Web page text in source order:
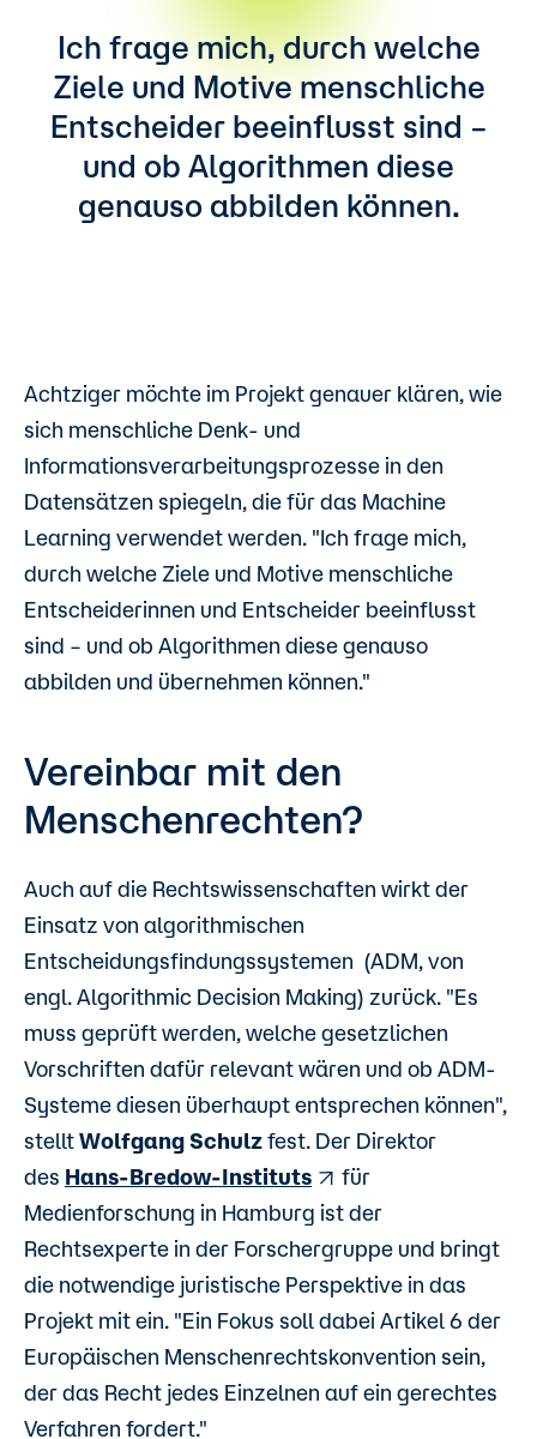
Ich frage mich, durch welche
Ziele und Motive menschliche
Entscheider beeinflusst sind –
und ob Algorithmen diese
genauso abbilden können.
Achtziger möchte im Projekt genauer klären, wie
sich menschliche Denk- und
Informationsverarbeitungsprozesse in den
Datensätzen spiegeln, die für das Machine
Learning verwendet werden. "Ich frage mich,
durch welche Ziele und Motive menschliche
Entscheiderinnen und Entscheider beeinflusst
sind – und ob Algorithmen diese genauso
abbilden und übernehmen können."
Vereinbar mit den
Menschenrechten?
Auch auf die Rechtswissenschaften wirkt der
Einsatz von algorithmischen
Entscheidungsfindungssystemen (ADM, von
engl. Algorithmic Decision Making) zurück. "Es
muss geprüft werden, welche gesetzlichen
Vorschriften dafür relevant wären und ob ADM-
Systeme diesen überhaupt entsprechen können",
stellt Wolfgang Schulz fest. Der Direktor
des Hans-Bredow-Instituts
für
Medienforschung in Hamburg ist der
Rechtsexperte in der Forschergruppe und bringt
die notwendige juristische Perspektive in das
Projekt mit ein. "Ein Fokus soll dabei Artikel 6 der
Europäischen Menschenrechtskonvention sein,
der das Recht jedes Einzelnen auf ein gerechtes
Verfahren fordert."